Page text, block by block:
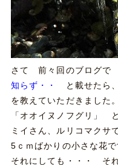
さて 前々回のブログで
知らず・・
と載せたら
を教えていただきました。
「オオイヌノフグリ」
ミイさん、ルリコマクサ
5ｃｍばかりの小さな花
それにしても・・・ そ